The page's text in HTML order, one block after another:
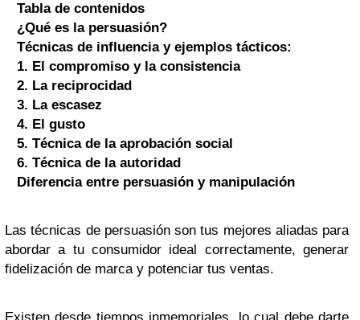
Tabla de contenidos
¿Qué es la persuasión?
Técnicas de influencia y ejemplos tácticos:
1. El compromiso y la consistencia
2. La reciprocidad
3. La escasez
4. El gusto
5. Técnica de la aprobación social
6. Técnica de la autoridad
Diferencia entre persuasión y manipulación
Las técnicas de persuasión son tus mejores aliadas para
abordar a tu consumidor ideal correctamente, generar
fidelización de marca y potenciar tus ventas.